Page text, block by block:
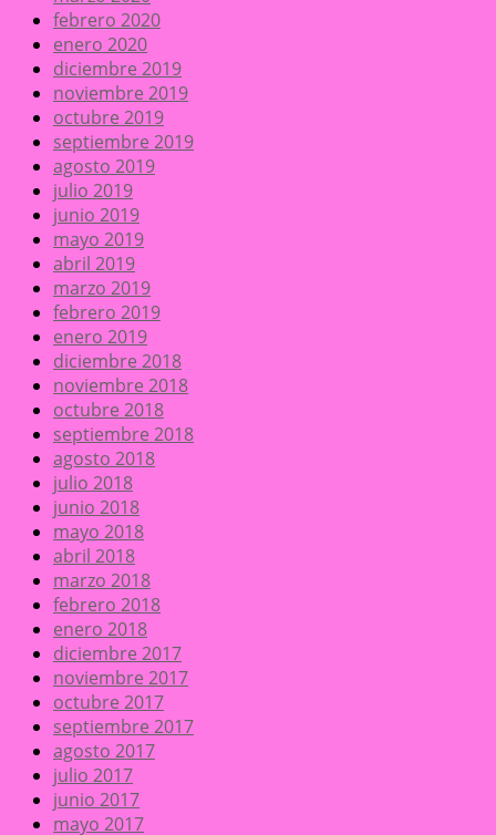
febrero 2020
enero 2020
diciembre 2019
noviembre 2019
octubre 2019
septiembre 2019
agosto 2019
julio 2019
junio 2019
mayo 2019
abril 2019
marzo 2019
febrero 2019
enero 2019
diciembre 2018
noviembre 2018
octubre 2018
septiembre 2018
agosto 2018
julio 2018
junio 2018
mayo 2018
abril 2018
marzo 2018
febrero 2018
enero 2018
diciembre 2017
noviembre 2017
octubre 2017
septiembre 2017
agosto 2017
julio 2017
junio 2017
mayo 2017